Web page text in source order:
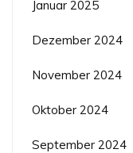
Januar 2025
Dezember 2024
November 2024
Oktober 2024
September 2024